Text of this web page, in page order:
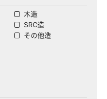
木造
SRC造
その他造